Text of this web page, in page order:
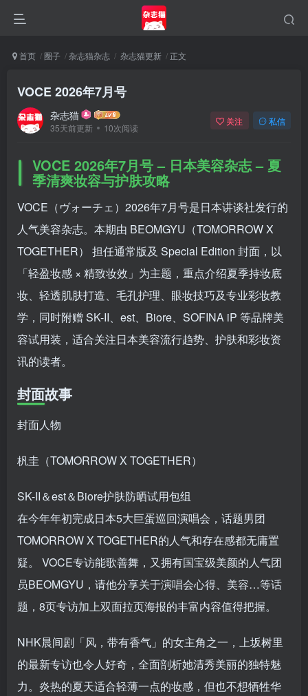
首页 圈子 杂志猫杂志 杂志猫更新 正文
VOCE 2026年7月号
杂志猫
35天前更新 10次阅读
关注 私信
VOCE 2026年7月号 – 日本美容杂志 – 夏
季清爽妆容与护肤攻略
VOCE（ヴォーチェ）2026年7月号是日本讲谈社发行的
人气美容杂志。本期由 BEOMGYU（TOMORROW X
TOGETHER） 担任通常版及 Special Edition 封面，以
「轻盈妆感 × 精致妆效」为主题，重点介绍夏季持妆底
妆、轻透肌肤打造、毛孔护理、眼妆技巧及专业彩妆教
学，同时附赠 SK-II、est、Biore、SOFINA iP 等品牌美
容试用装，适合关注日本美容流行趋势、护肤和彩妆资
讯的读者。
封面故事
封面人物
杋圭（TOMORROW X TOGETHER）
SK-II＆est＆Biore护肤防晒试用包组
在今年年初完成日本5大巨蛋巡回演唱会，话题男团
TOMORROW X TOGETHER的人气和存在感都无庸置
疑。 VOCE专访能歌善舞，又拥有国宝级美颜的人气团
员BEOMGYU，请他分享关于演唱会心得、美容…等话
题，8页专访加上双面拉页海报的丰富内容值得把握。
NHK晨间剧「风，带有香气」的女主角之一，上坂树里
的最新专访也令人好奇，全面剖析她清秀美丽的独特魅
力。炎热的夏天适合轻薄一点的妆感，但也不想牺牲华
登录
没有账号？立即注册
手机号或邮箱
记住登录 账号密码登录